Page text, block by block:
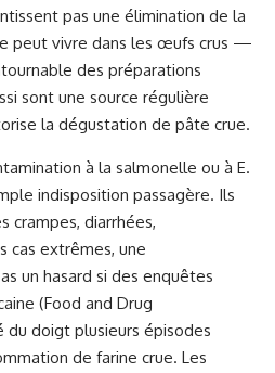
pas une élimination de la
peut vivre dans les œufs crus —
des préparations
sont une source régulière
la dégustation de pâte crue.
à la salmonelle ou à E.
indisposition passagère. Ils
crampes, diarrhées,
cas extrêmes, une
un hasard si des enquêtes
(Food and Drug
doigt plusieurs épisodes
de farine crue. Les